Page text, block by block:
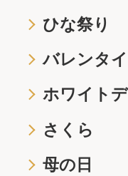
ひな祭り
バレンタ
ホワイト
さくら
母の日